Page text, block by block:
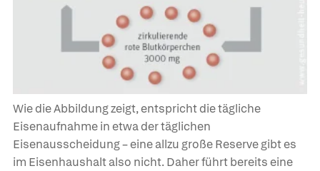
Wie die Abbildung zeigt, entspricht die tägliche
Eisenaufnahme in etwa der täglichen
Eisenausscheidung – eine allzu große Reserve gibt es
im Eisenhaushalt also nicht. Daher führt bereits eine